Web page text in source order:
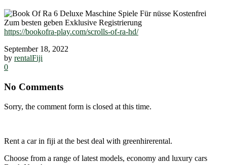
https://bookofra-play.com/scrolls-of-ra-hd/
September 18, 2022
by rentalFiji
0
No Comments
Sorry, the comment form is closed at this time.
Rent a car in fiji at the best deal with greenhirerental.
Choose from a range of latest models, economy and luxury cars